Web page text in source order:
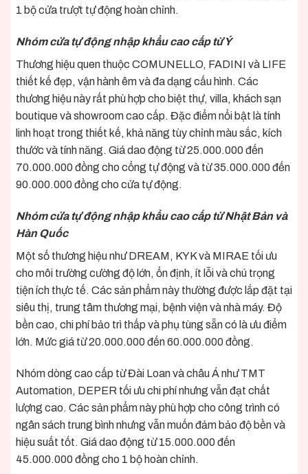
1 bộ cửa trượt tự động hoàn chỉnh.
Nhóm cửa tự động nhập khẩu cao cấp từ Ý
Thương hiệu quen thuộc COMUNELLO, FADINI và LIFE
thiết kế đẹp, vận hành êm và đa dạng cấu hình. Các
thương hiệu này rất phù hợp cho biệt thự, villa, khách sạn
boutique và showroom cao cấp. Đặc điểm nổi bật là tính
linh hoạt trong thiết kế, khả năng tùy chỉnh màu sắc, kích
thước và tính năng. Giá dao động từ 25.000.000 đến
70.000.000 đồng cho cổng tự động và từ 35.000.000 đến
90.000.000 đồng cho cửa tự động.
Nhóm cửa tự động nhập khẩu cao cấp từ Nhật Bản và
Hàn Quốc
Một số thương hiệu như DREAM, KYK và MIRAE tối ưu
cho môi trường cường độ lớn, ổn định, ít lỗi và chú trọng
tiện ích thực tế. Các sản phẩm này thường được lắp đặt tại
siêu thị, trung tâm thương mại, bệnh viện và nhà máy. Độ
bền cao, chi phí bảo trì thấp và phụ tùng sẵn có là ưu điểm
lớn. Mức giá từ 20.000.000 đến 60.000.000 đồng.
Nhóm dòng cao cấp từ Đài Loan và châu Á như TMT
Automation, DEPER tối ưu chi phí nhưng vẫn đạt chất
lượng cao. Các sản phẩm này phù hợp cho công trình có
ngân sách trung bình nhưng vẫn muốn đảm bảo độ bền và
hiệu suất tốt. Giá dao động từ 15.000.000 đến
45.000.000 đồng cho 1 bộ hoàn chỉnh.